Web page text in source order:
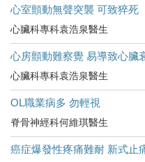
心室顫動無聲突襲 可致猝死
心臟科專科袁浩泉醫生
心房顫動難察覺 易導致心臟
心臟科專科袁浩泉醫生
OL職業病多 勿輕視
脊骨神經科何維琪醫生
癌症爆發性疼痛難耐 新式止